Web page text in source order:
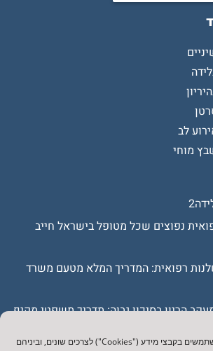
לידיעתך, באתר זה אנו משתמשים בקבצי מידע ("Cookies") לצרכים שונים, וביניהם
לב
מוחי
רפואית נפוצים שכל מטופל בישראל חייב
רפואית: המדריך המלא מטעם משרד
הריון בסיכון גבוה: מדריך משפטי מקיף